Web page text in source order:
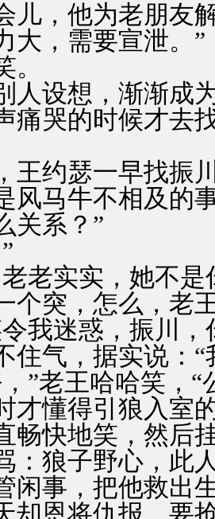
，他为老朋友解
大，需要宣泄。”
设想，渐渐成为
痛哭的时候才去
约瑟一早找振
马牛不相及的事
关系？”
实实，她不是
突，怎么，老
迷惑，振川，
气，据实说：“
老王哈哈笑，“
懂得引狼入室
快地笑，然后
狼子野心，此人
闲事，把他救出